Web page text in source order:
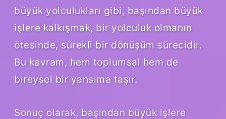
büyük yolculukları gibi, başından büyük
işlere kalkışmak, bir yolculuk olmanın
ötesinde, sürekli bir dönüşüm sürecidir.
Bu kavram, hem toplumsal hem de
bireysel bir yansıma taşır.
Sonuç olarak, başından büyük işlere